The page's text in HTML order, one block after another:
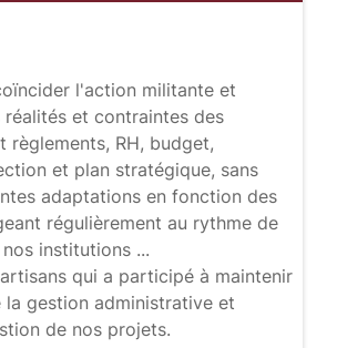
l'action militante et
et contraintes des
règlements, RH, budget,
et plan stratégique, sans
adaptations en fonction des
régulièrement au rythme de
institutions ...
qui a participé à maintenir
gestion administrative et
de nos projets.